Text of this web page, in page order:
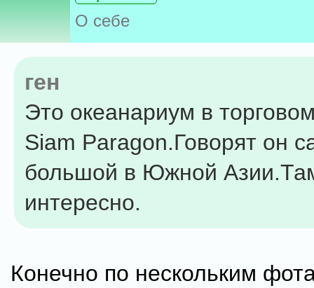
О себе
ген
Это океанариум в
Siam Paragon.Говорят он
большой в Южной
интересно.
Конечно по нескольким